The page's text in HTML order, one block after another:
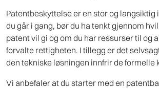
Patentbeskyttelse er en stor og langsiktig
du går i gang, bør du ha tenkt gjennom
patent vil gi og om du har ressurser til og
forvalte rettigheten. I tillegg er det
den tekniske løsningen innfrir de formelle
Vi anbefaler at du starter med en